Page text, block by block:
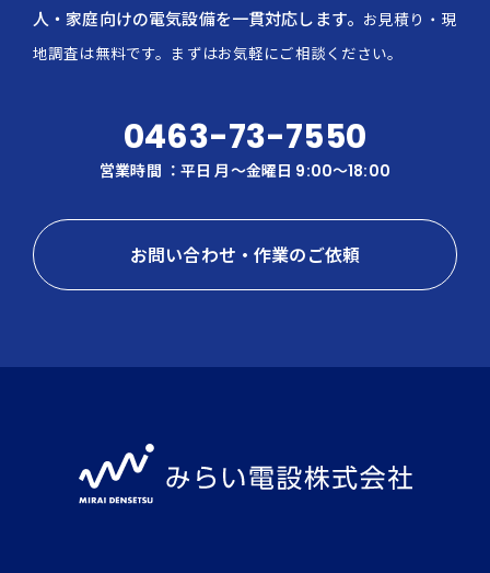
人・家庭向けの電気設備を一貫対応します。 お見積り・現
地調査は無料です。まずはお気軽にご相談ください。
0463-73-7550
営業時間 ：平日 月〜金曜日 9:00～18:00
お問い合わせ・作業のご依頼